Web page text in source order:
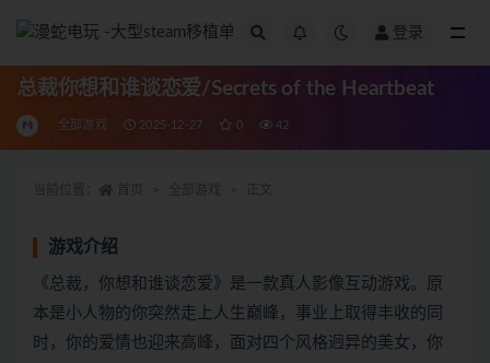
登录
总裁你想和谁谈恋爱/Secrets of the Heartbeat
全部游戏 2025-12-27 0 42
游戏介绍
《总裁，你想和谁谈恋爱》是一款真人影像互动游戏。原
本是小人物的你突然走上人生巅峰，事业上取得丰收的同
时，你的爱情也迎来高峰，面对四个风格迥异的美女，你